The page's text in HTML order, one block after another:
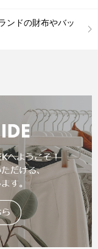
ンドの財布やバッ